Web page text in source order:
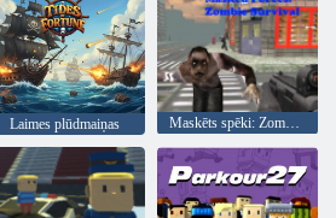
Laimes plūdmaiņas Maskēts spēki: Zombie Survival